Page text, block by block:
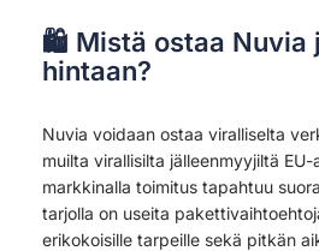
🛍 Mistä ostaa Nuvia
hintaan?
Nuvia voidaan ostaa viralliselta
muilta virallisilta jälleenmyyjiltä EU-
markkinalla toimitus tapahtuu
tarjolla on useita
erikokoisille tarpeille sekä pitkän